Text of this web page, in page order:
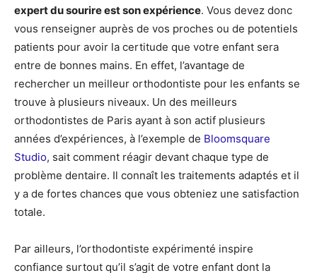
expert du sourire est son expérience. Vous devez donc
vous renseigner auprès de vos proches ou de potentiels
patients pour avoir la certitude que votre enfant sera
entre de bonnes mains. En effet, l’avantage de
rechercher un meilleur orthodontiste pour les enfants se
trouve à plusieurs niveaux. Un des meilleurs
orthodontistes de Paris ayant à son actif plusieurs
années d’expériences, à l’exemple de Bloomsquare
Studio, sait comment réagir devant chaque type de
problème dentaire. Il connaît les traitements adaptés et il
y a de fortes chances que vous obteniez une satisfaction
totale.
Par ailleurs, l’orthodontiste expérimenté inspire
confiance surtout qu’il s’agit de votre enfant dont la